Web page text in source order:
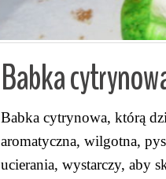
Babka
Babka cytrynowa, którą
aromatyczna, wilgotna,
ucierania, wystarczy, aby